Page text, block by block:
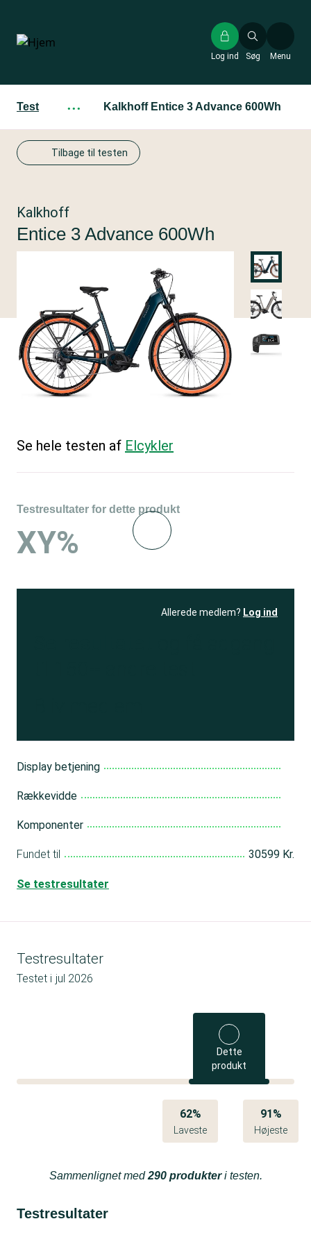
hovedindhold
Søg
Log ind Menu
Test ··· Kalkhoff Entice 3 Advance 600Wh
Tilbage til testen
Kalkhoff
Entice 3 Advance 600Wh
Se hele testen af Elcykler
Testresultater for dette produkt
XY%
Allerede medlem? Log ind
Display betjening
Rækkevidde
Komponenter
Fundet til 30599 Kr.
Se testresultater
Testresultater
Testet i jul 2026
Dette
produkt
62%
Laveste
91%
Højeste
Sammenlignet med290 produkteri testen.
Testresultater